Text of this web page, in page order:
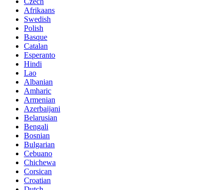
Afrikaans
Swedish
Polish
Basque
Catalan
Esperanto
Hindi
Lao
Albanian
Amharic
Armenian
Azerbaijani
Belarusian
Bengali
Bosnian
Bulgarian
Cebuano
Chichewa
Corsican
Croatian